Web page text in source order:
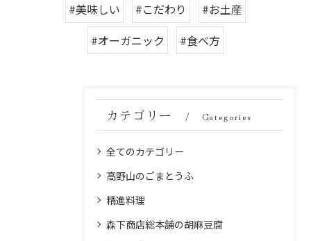
#美味しい
#こだわり
#お土産
#オーガニック
#食べ方
カテゴリー Categories
全てのカテゴリー
高野山のごまとうふ
精進料理
森下商店総本舗の胡麻豆腐